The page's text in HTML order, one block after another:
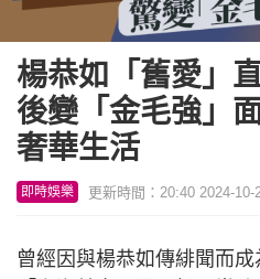
楊恭如「舊愛」
後變「金毛強」
奢華生活
即時娛樂 更新時間：20:40 2024-10-
曾經因與楊恭如傳緋聞而